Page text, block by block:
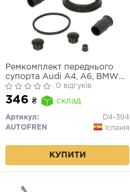
Ремкомплект переднього
супорта Audi A4, A6, BMW
5/7, Citroen C5, Ford
Galaxy/Mondeo (60мм)
0 відгуків
346 ₴ склад
Артикул:
D4-394
AUTOFREN
Іспанія
КУПИТИ